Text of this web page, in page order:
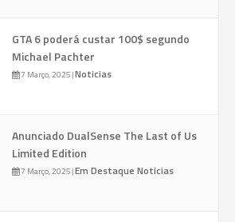
GTA 6 poderá custar 100$ segundo
Michael Pachter
7 Março, 2025|Noticias
Anunciado DualSense The Last of Us
Limited Edition
7 Março, 2025|Em Destaque Noticias